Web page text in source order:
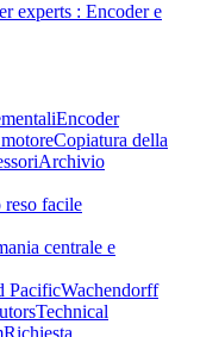
experts : Encoder e
Encoder
Copiatura della
Archivio
reso facile
centrale e
PacificWachendorff
Technical
Richiesta